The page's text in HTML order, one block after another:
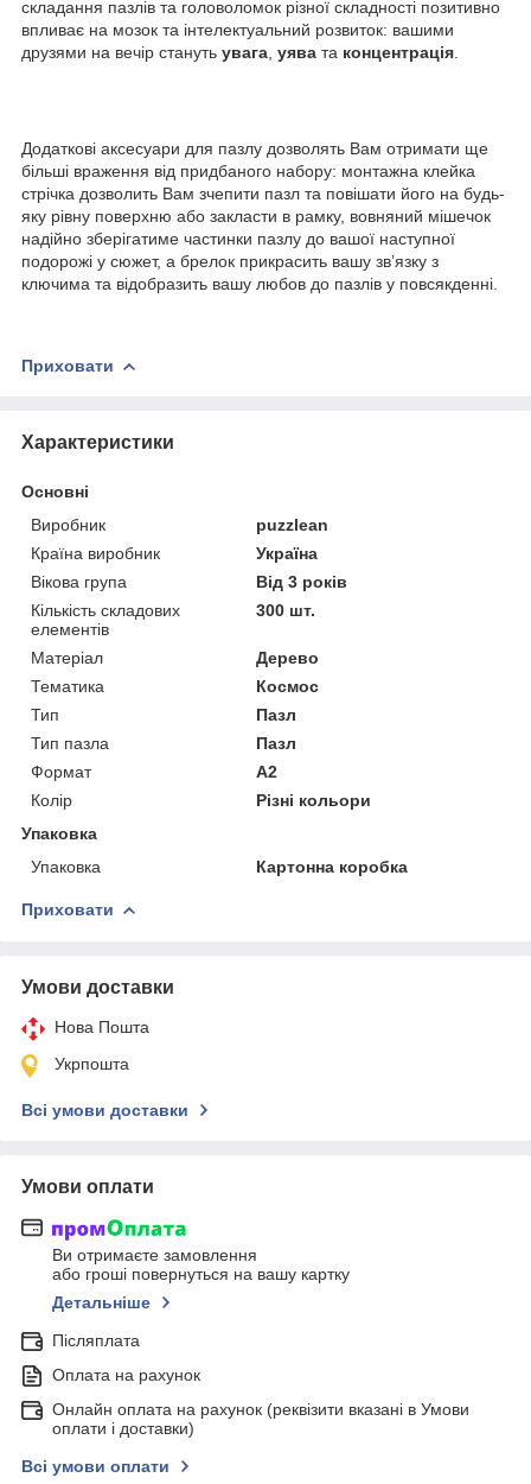
складання пазлів та головоломок різної складності позитивно
впливає на мозок та інтелектуальний розвиток: вашими
друзями на вечір стануть увага уява та концентрація
Додаткові аксесуари для пазлу дозволять Вам отримати ще
більші враження від придбаного набору: монтажна клейка
стрічка дозволить Вам зчепити пазл та повішати його на будь-
яку рівну поверхню або закласти в рамку, вовняний мішечок
надійно зберігатиме частинки пазлу до вашої наступної
подорожі у сюжет, а брелок прикрасить вашу зв’язку з
ключима та відобразить вашу любов до пазлів у повсякденні.
Приховати
Характеристики
Основні
Виробник
puzzlean
Країна виробник
Україна
Вікова група
Від 3 років
Кількість складових
елементів
300 шт.
Матеріал
Дерево
Тематика
Космос
Тип
Пазл
Тип пазла
Пазл
Формат
A2
Колір
Різні кольори
Упаковка
Упаковка
Картонна коробка
Приховати
Умови доставки
Нова Пошта
Укрпошта
Всі умови доставки
Умови оплати
Ви отримаєте замовлення
або гроші повернуться на вашу картку
Детальніше
Післяплата
Оплата на рахунок
Онлайн оплата на рахунок (реквізити вказані в Умови
оплати і доставки)
Всі умови оплати